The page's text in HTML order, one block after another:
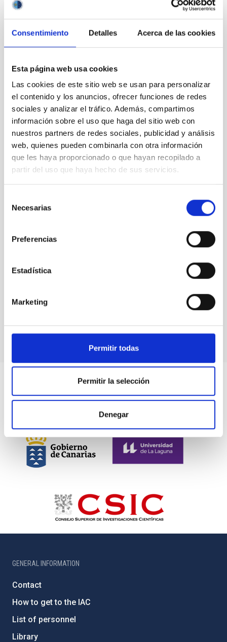
Consentimiento Detalles Acerca de las cookies
Esta página web usa cookies
Las cookies de este sitio web se usan para personalizar
el contenido y los anuncios, ofrecer funciones de redes
sociales y analizar el tráfico. Además, compartimos
información sobre el uso que haga del sitio web con
nuestros partners de redes sociales, publicidad y análisis
web, quienes pueden combinarla con otra información
que les haya proporcionado o que hayan recopilado a
partir del uso que haya hecho de sus servicios.
Necesarias
Preferencias
Estadística
Marketing
Permitir todas
Permitir la selección
Denegar
Mobility
GENERAL INFORMATION
Contact
How to get to the IAC
List of personnel
Library